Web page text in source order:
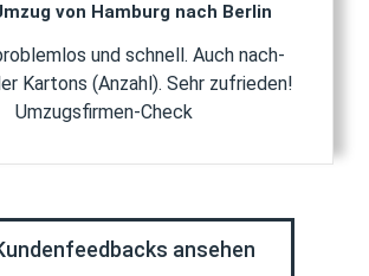
von Hamburg nach Berlin
und schnell. Auch nach-
Kartons (Anzahl). Sehr zufrieden!
Umzugsfirmen-Check
ansehen